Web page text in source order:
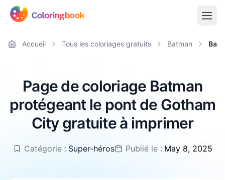
Accueil Tous les coloriages gratuits Batman
Page de coloriage Batman
protégeant le pont de Gotham
City gratuite à imprimer
Catégorie : Super-héros Publié le : May 8, 2025